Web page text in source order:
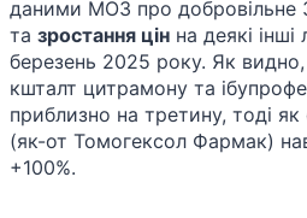
даними МОЗ про добровільне
та зростання цін на деякі
березень 2025 року. Як видно,
кшталт цитрамону та
приблизно на третину, тоді як
(як-от Томогексол Фармак)
+100%.